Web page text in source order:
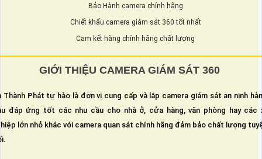
Bảo Hành camera chính hãng
Chiết khấu camera giám sát 360 tốt nhất
Cam kết hàng chính hãng chất lượng
GIỚI THIỆU CAMERA GIÁM SÁT 360
Thành Phát tự hào là đơn vị cung cấp và lắp camera giám sát an ninh
đáp ứng tốt các nhu cầu cho nhà ở, cửa hàng, văn phòng hay các
lớn nhỏ khác với camera quan sát chính hãng đảm bảo chất lượng